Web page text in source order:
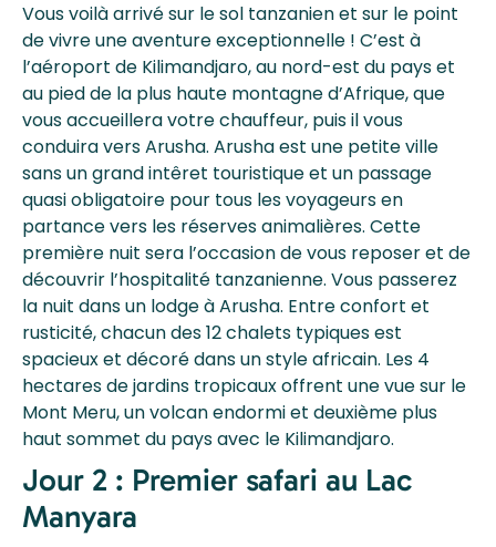
Vous voilà arrivé sur le sol tanzanien et sur le point
de vivre une aventure exceptionnelle ! C’est à
l’aéroport de Kilimandjaro, au nord-est du pays et
au pied de la plus haute montagne d’Afrique, que
vous accueillera votre chauffeur, puis il vous
conduira vers Arusha. Arusha est une petite ville
sans un grand intêret touristique et un passage
quasi obligatoire pour tous les voyageurs en
partance vers les réserves animalières. Cette
première nuit sera l’occasion de vous reposer et de
découvrir l’hospitalité tanzanienne. Vous passerez
la nuit dans un lodge à Arusha. Entre confort et
rusticité, chacun des 12 chalets typiques est
spacieux et décoré dans un style africain. Les 4
hectares de jardins tropicaux offrent une vue sur le
Mont Meru, un volcan endormi et deuxième plus
haut sommet du pays avec le Kilimandjaro.
Jour 2 : Premier safari au Lac
Manyara